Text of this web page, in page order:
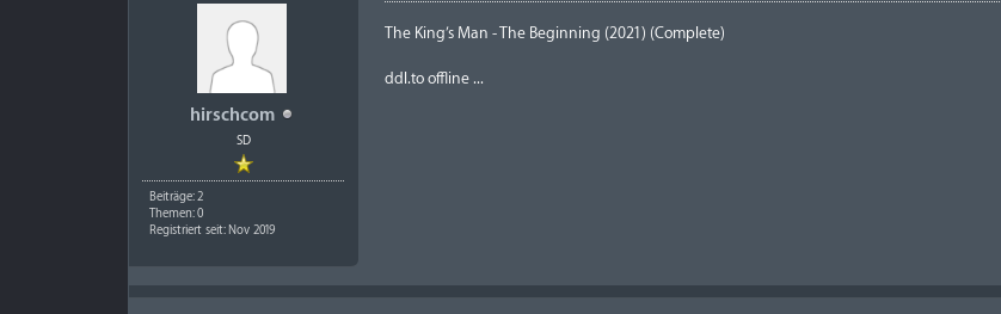
hirschcom
SD
Beiträge: 2
Themen: 0
Registriert seit: Nov 2019
The King’s Man - The Beginning (2021) (Complete)
ddl.to offline ...